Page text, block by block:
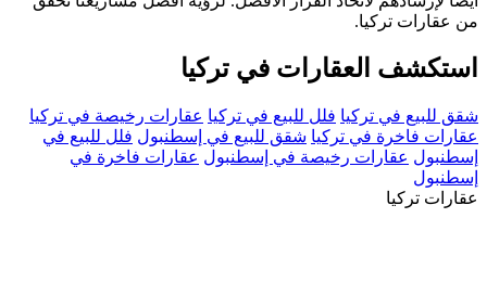
من عقارات تركيا.
استكشف العقارات في تركيا
شقق للبيع في تركيا فلل للبيع في تركيا عقارات رخيصة في تركيا
عقارات فاخرة في تركيا شقق للبيع في إسطنبول فلل للبيع في
إسطنبول عقارات رخيصة في إسطنبول عقارات فاخرة في
إسطنبول
عقارات تركيا